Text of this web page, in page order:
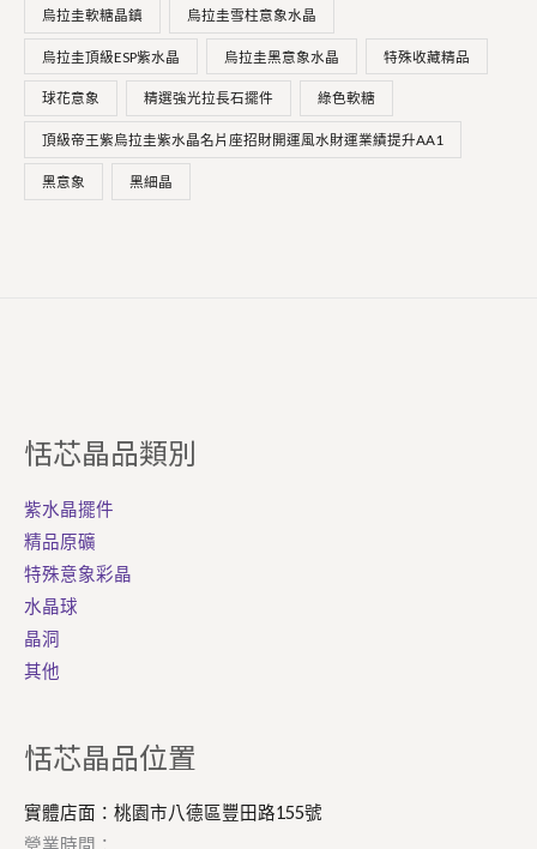
烏拉圭軟糖晶鎮 烏拉圭雪柱意象水晶
烏拉圭頂級ESP紫水晶 烏拉圭黑意象水晶 特殊收藏精品
球花意象 精選強光拉長石擺件 綠色軟糖
頂級帝王紫烏拉圭紫水晶名片座招財開運風水財運業績提升AA1
黑意象 黑細晶
恬芯晶品類別
紫水晶擺件
精品原礦
特殊意象彩晶
水晶球
晶洞
其他
恬芯晶品位置
實體店面：桃園市八德區豐田路155號